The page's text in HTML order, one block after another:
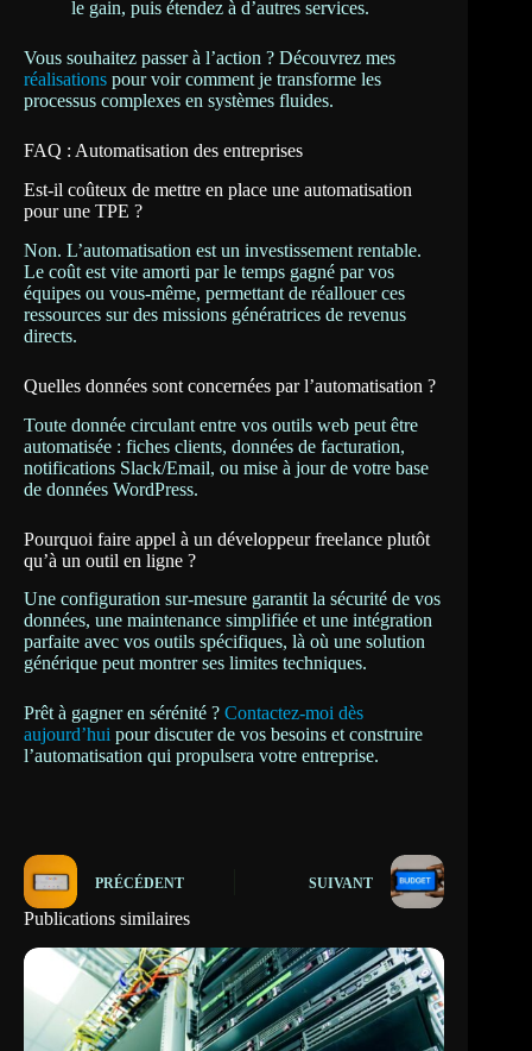
le gain, puis étendez à d’autres services.
Vous souhaitez passer à l’action ? Découvrez mes
réalisations pour voir comment je transforme les
processus complexes en systèmes fluides.
FAQ : Automatisation des entreprises
Est-il coûteux de mettre en place une automatisation
pour une TPE ?
Non. L’automatisation est un investissement rentable.
Le coût est vite amorti par le temps gagné par vos
équipes ou vous-même, permettant de réallouer ces
ressources sur des missions génératrices de revenus
directs.
Quelles données sont concernées par l’automatisation ?
Toute donnée circulant entre vos outils web peut être
automatisée : fiches clients, données de facturation,
notifications Slack/Email, ou mise à jour de votre base
de données WordPress.
Pourquoi faire appel à un développeur freelance plutôt
qu’à un outil en ligne ?
Une configuration sur-mesure garantit la sécurité de vos
données, une maintenance simplifiée et une intégration
parfaite avec vos outils spécifiques, là où une solution
générique peut montrer ses limites techniques.
Prêt à gagner en sérénité ? Contactez-moi dès
aujourd’hui pour discuter de vos besoins et construire
l’automatisation qui propulsera votre entreprise.
PRÉCÉDENT SUIVANT
Publications similaires